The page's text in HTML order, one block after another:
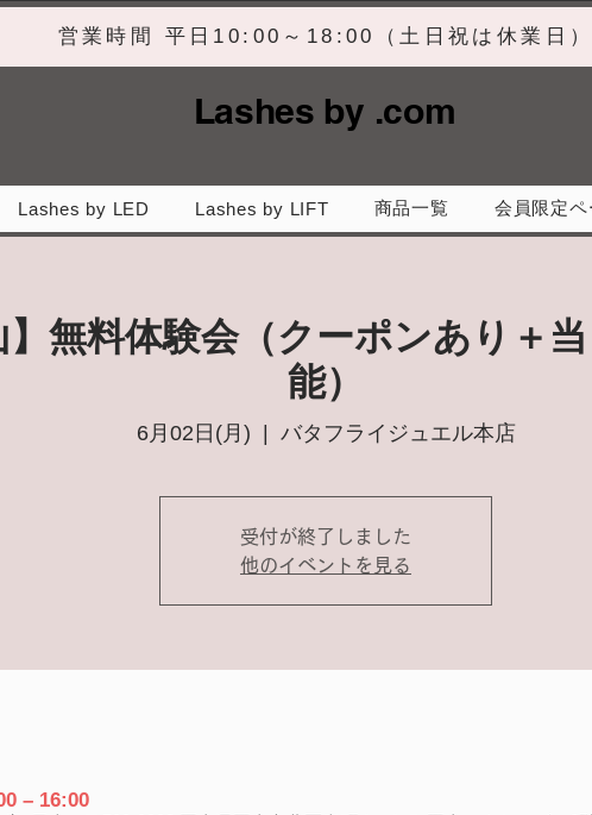
営業時間 平日10:00～18:00（土日祝は休業日
Lashes by .com
Lashes by LED Lashes by LIFT 商品一覧 会員限定ペ
】無料体験会（クーポンあり＋
能）
6月02日(月)
  |
バタフライジュエル本店
受付が終了しました
他のイベントを見る
– 16:00